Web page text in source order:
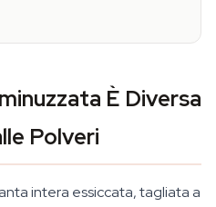
È Diversa
Polveri
intera essiccata, tagliata a